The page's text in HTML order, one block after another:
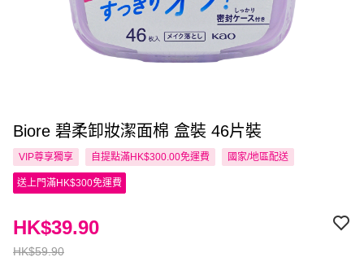
Biore 碧柔卸妝潔面棉 盒裝 46片裝
VIP尊享獨享 自提點滿HK$300.00免運費 國家/地區配送
送上門滿HK$300免運費
HK$59.90
HK$39.90